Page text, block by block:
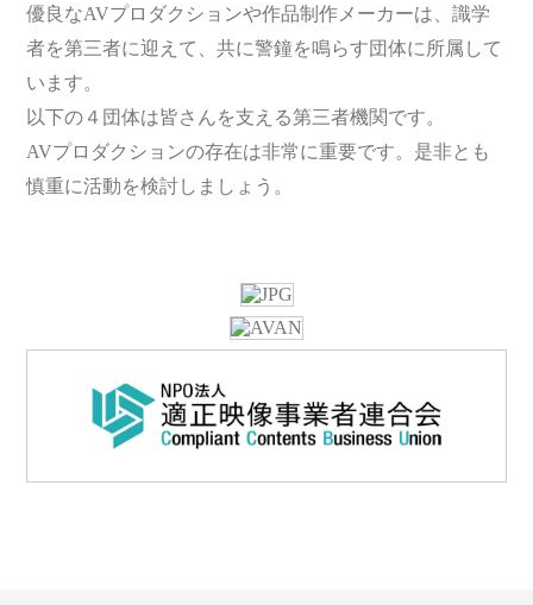
優良なAVプロダクションや作品制作メーカーは、識学
者を第三者に迎えて、共に警鐘を鳴らす団体に所属して
います。
以下の４団体は皆さんを支える第三者機関です。
AVプロダクションの存在は非常に重要です。是非とも
慎重に活動を検討しましょう。